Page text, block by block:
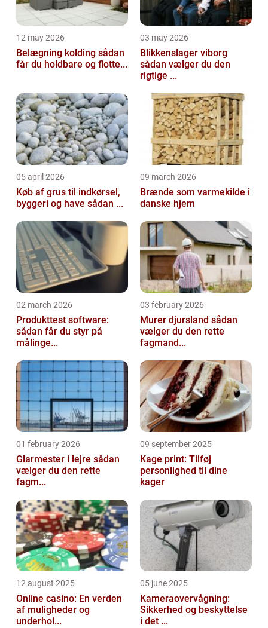
12 may 2026
Belægning kolding sådan
får du holdbare og flotte...
03 may 2026
Blikkenslager viborg
sådan vælger du den
rigtige ...
05 april 2026
Køb af grus til indkørsel,
byggeri og have sådan ...
09 march 2026
Brænde som varmekilde i
danske hjem
02 march 2026
Produkttest software:
sådan får du styr på
målinge...
03 february 2026
Murer djursland sådan
vælger du den rette
fagmand...
01 february 2026
Glarmester i lejre sådan
vælger du den rette
fagm...
09 september 2025
Kage print: Tilføj
personlighed til dine
kager
12 august 2025
Online casino: En verden
af muligheder og
underhol...
05 june 2025
Kameraovervågning:
Sikkerhed og beskyttelse
i det ...